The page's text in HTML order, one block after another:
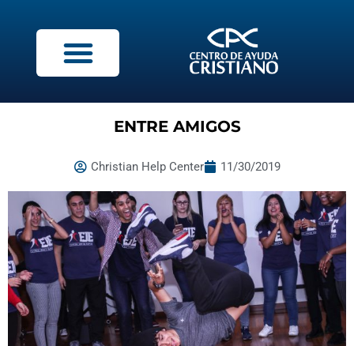
ENTRE AMIGOS
Christian Help Center 11/30/2019